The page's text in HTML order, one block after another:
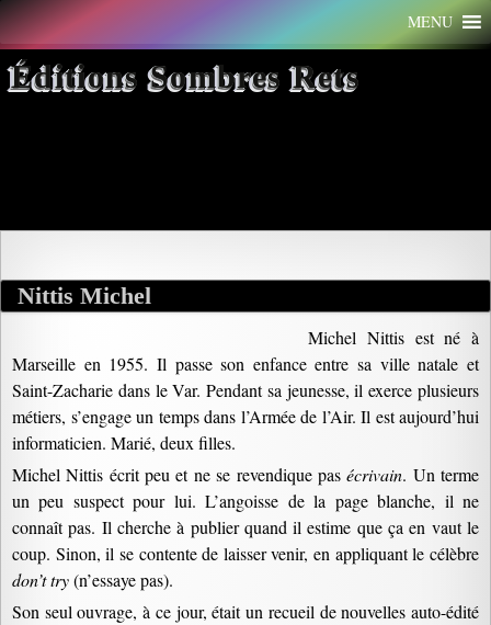
Aller
au
contenu
MENU
Éditions Sombres Rets
Archives par mot-clé :
Nittis Michel
Michel Nittis est né à
Marseille en 1955. Il passe son enfance entre sa ville natale et
Saint-Zacharie dans le Var. Pendant sa jeunesse, il exerce plusieurs
métiers, s’engage un temps dans l’Armée de l’Air. Il est aujourd’hui
informaticien. Marié, deux filles.
Michel Nittis écrit peu et ne se revendique pasécrivain. Un terme
un peu suspect pour lui. L’angoisse de la page blanche, il ne
connaît pas. Il cherche à publier quand il estime que ça en vaut le
coup. Sinon, il se contente de laisser venir, en appliquant le célèbre
don’t try(n’essaye pas).
Son seul ouvrage, à ce jour, était un recueil de nouvelles auto-édité